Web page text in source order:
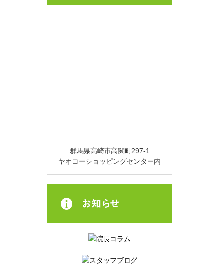
群馬県高崎市高関町297-1
ヤオコーショッピングセンター内